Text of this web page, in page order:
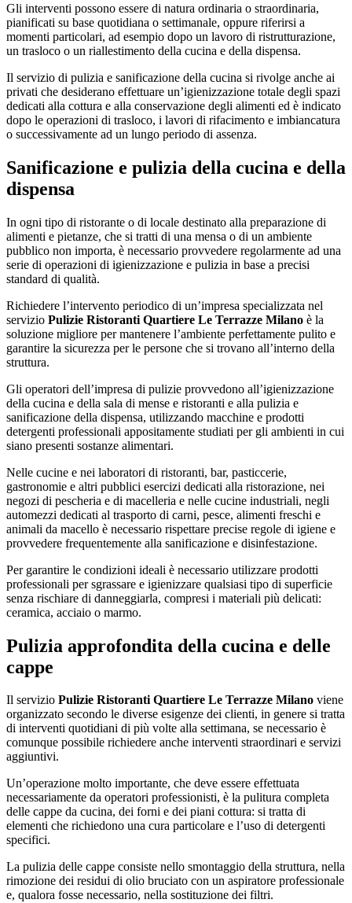
Gli interventi possono essere di natura ordinaria o straordinaria,
pianificati su base quotidiana o settimanale, oppure riferirsi a
momenti particolari, ad esempio dopo un lavoro di ristrutturazione,
un trasloco o un riallestimento della cucina e della dispensa.
Il servizio di pulizia e sanificazione della cucina si rivolge anche ai
privati che desiderano effettuare un’igienizzazione totale degli spazi
dedicati alla cottura e alla conservazione degli alimenti ed è indicato
dopo le operazioni di trasloco, i lavori di rifacimento e imbiancatura
o successivamente ad un lungo periodo di assenza.
Sanificazione e pulizia della cucina e della
dispensa
In ogni tipo di ristorante o di locale destinato alla preparazione di
alimenti e pietanze, che si tratti di una mensa o di un ambiente
pubblico non importa, è necessario provvedere regolarmente ad una
serie di operazioni di igienizzazione e pulizia in base a precisi
standard di qualità.
Richiedere l’intervento periodico di un’impresa specializzata nel
servizio Pulizie Ristoranti Quartiere Le Terrazze Milano è la
soluzione migliore per mantenere l’ambiente perfettamente pulito e
garantire la sicurezza per le persone che si trovano all’interno della
struttura.
Gli operatori dell’impresa di pulizie provvedono all’igienizzazione
della cucina e della sala di mense e ristoranti e alla pulizia e
sanificazione della dispensa, utilizzando macchine e prodotti
detergenti professionali appositamente studiati per gli ambienti in cui
siano presenti sostanze alimentari.
Nelle cucine e nei laboratori di ristoranti, bar, pasticcerie,
gastronomie e altri pubblici esercizi dedicati alla ristorazione, nei
negozi di pescheria e di macelleria e nelle cucine industriali, negli
automezzi dedicati al trasporto di carni, pesce, alimenti freschi e
animali da macello è necessario rispettare precise regole di igiene e
provvedere frequentemente alla sanificazione e disinfestazione.
Per garantire le condizioni ideali è necessario utilizzare prodotti
professionali per sgrassare e igienizzare qualsiasi tipo di superficie
senza rischiare di danneggiarla, compresi i materiali più delicati:
ceramica, acciaio o marmo.
Pulizia approfondita della cucina e delle
cappe
Il servizio Pulizie Ristoranti Quartiere Le Terrazze Milano viene
organizzato secondo le diverse esigenze dei clienti, in genere si tratta
di interventi quotidiani di più volte alla settimana, se necessario è
comunque possibile richiedere anche interventi straordinari e servizi
aggiuntivi.
Un’operazione molto importante, che deve essere effettuata
necessariamente da operatori professionisti, è la pulitura completa
delle cappe da cucina, dei forni e dei piani cottura: si tratta di
elementi che richiedono una cura particolare e l’uso di detergenti
specifici.
La pulizia delle cappe consiste nello smontaggio della struttura, nella
rimozione dei residui di olio bruciato con un aspiratore professionale
e, qualora fosse necessario, nella sostituzione dei filtri.